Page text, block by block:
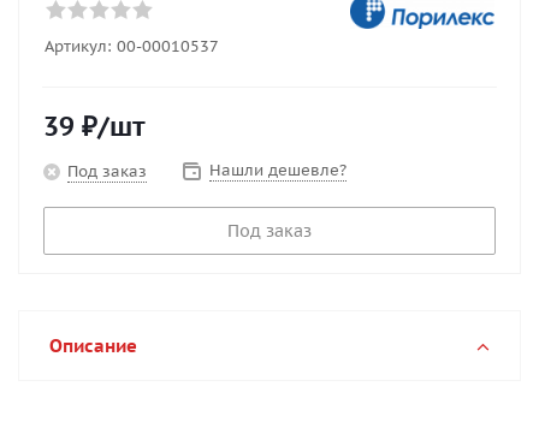
Артикул: 00-00010537
39 ₽/шт
Под заказ Нашли дешевле?
Под заказ
Описание